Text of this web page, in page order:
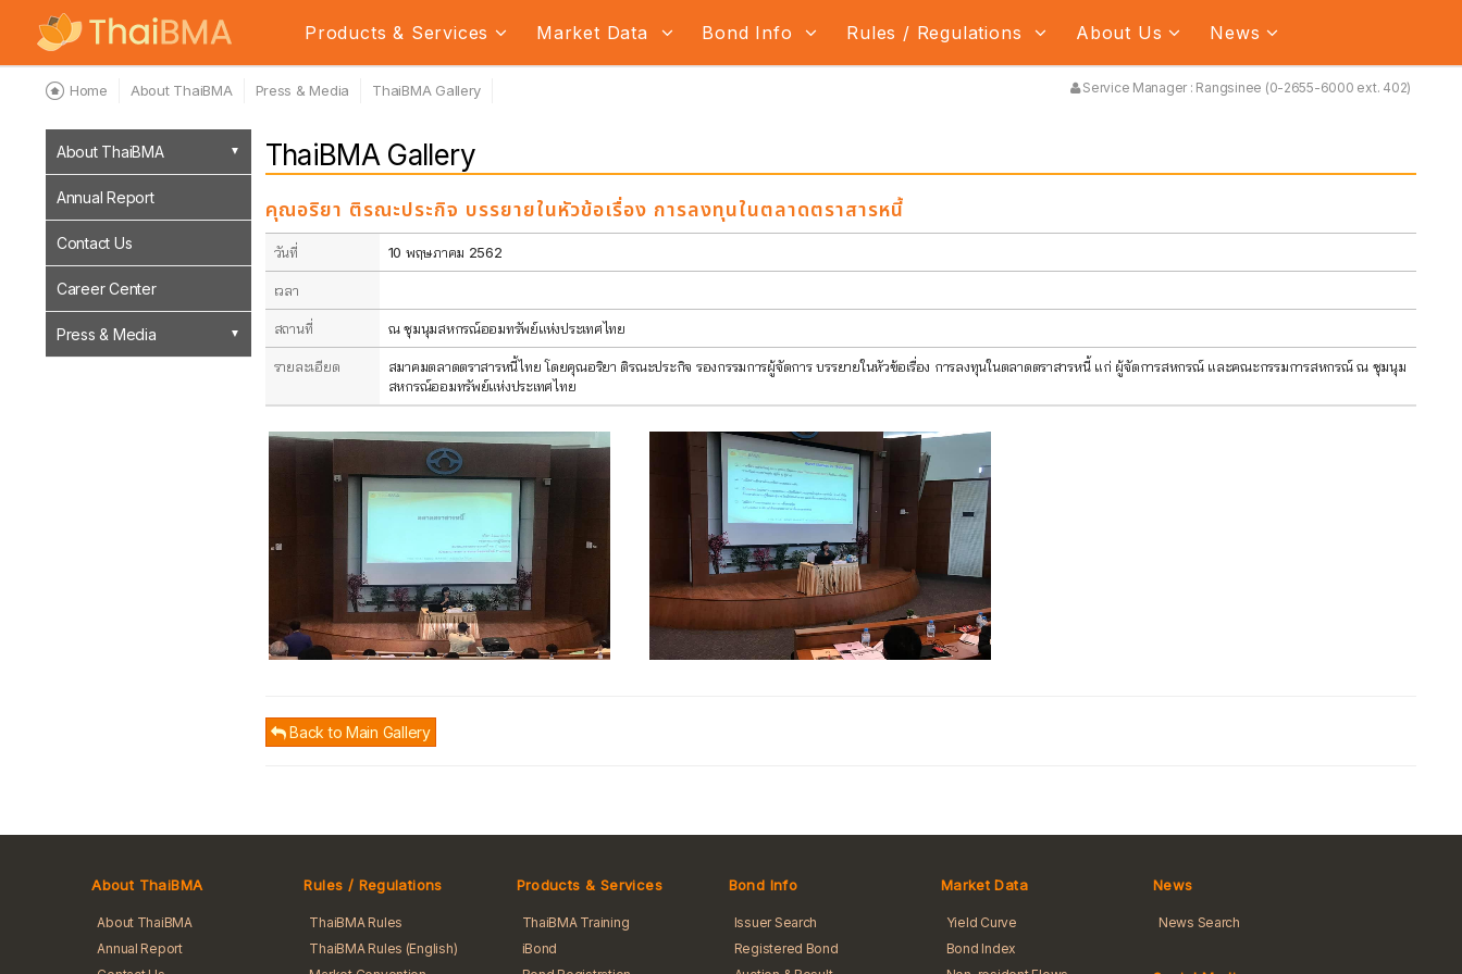
Products & Services Market Data Bond Info Rules / Regulations About Us News
Home About ThaiBMA Press & Media ThaiBMA Gallery Service Manager : Rangsinee (0-2655-6000 ext. 402)
About ThaiBMA
Annual Report
Contact Us
Career Center
Press & Media
ThaiBMA Gallery
คุณอริยา ติรณะประกิจ บรรยายในหัวข้อเรื่อง การลงทุนในตลาดตราสารหนี้
วันที่ 10 พฤษภาคม 2562
เวลา
สถานที่ ณ ชุมนุมสหกรณ์ออมทรัพย์แห่งประเทศไทย
รายละเอียด
สมาคมตลาดตราสารหนี้ไทย โดยคุณอริยา ติรณะประกิจ รองกรรมการผู้จัดการ บรรยายในหัวข้อเรื่อง การลงทุนในตลาดตราสารหนี้ แก่ ผู้จัดการสหกรณ์ และคณะกรรมการสหกรณ์ ณ ชุมนุม
สหกรณ์ออมทรัพย์แห่งประเทศไทย
Back to Main Gallery
About ThaiBMA
About ThaiBMA
Annual Report
Rules / Regulations
ThaiBMA Rules
ThaiBMA Rules (English)
Products & Services
ThaiBMA Training
iBond
Bond Info
Issuer Search
Registered Bond
Market Data
Yield Curve
Bond Index
News
News Search